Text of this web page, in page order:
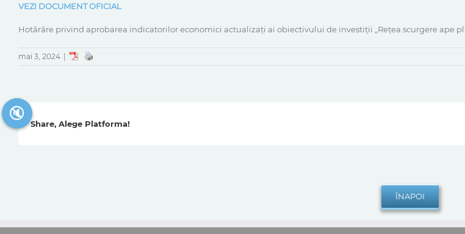
VEZI DOCUMENT OFICIAL
Hotărâre privind aprobarea indicatorilor economici actualizați ai obiectivului de investiții „Rețea scurgere ape
mai 3, 2024
Share, Alege Platforma!
🔇